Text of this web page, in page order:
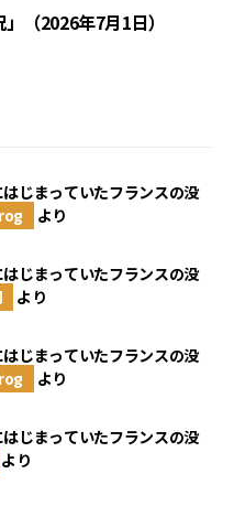
（2026年7月1日）
じまっていたフランスの没
より
じまっていたフランスの没
より
じまっていたフランスの没
より
じまっていたフランスの没
より